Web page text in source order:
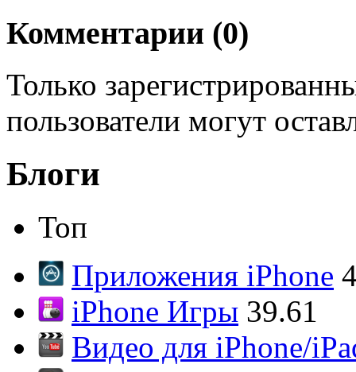
Комментарии (0)
Только
пользователи могут
Блоги
Топ
Приложения iPhone
iPhone Игры 39.61
Видео для iPhone/